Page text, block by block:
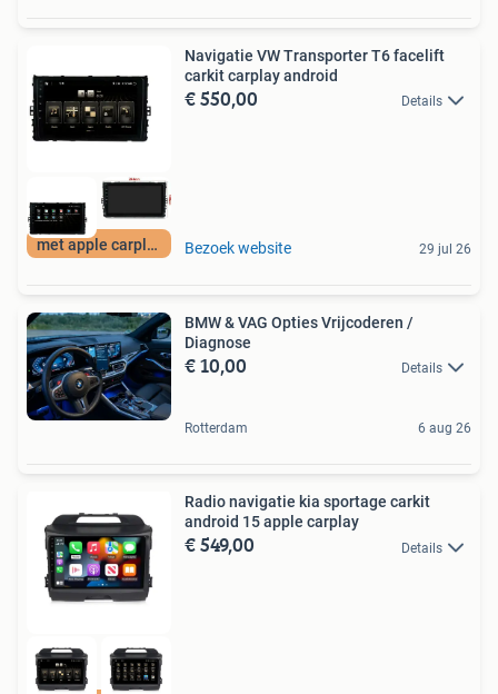
met apple carplay
Navigatie VW Transporter T6 facelift
carkit carplay android
€ 550,00 Details
Bezoek website 29 jul 26
BMW & VAG Opties Vrijcoderen /
Diagnose
€ 10,00 Details
Rotterdam 6 aug 26
Radio navigatie kia sportage carkit
android 15 apple carplay
€ 549,00 Details